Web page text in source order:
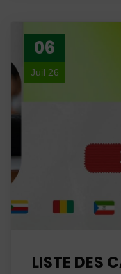
06
Juil 26
LISTE DES